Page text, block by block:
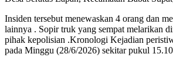
Insiden tersebut menewaskan 4 orang dan
lainnya . Sopir truk yang sempat melarikan
pihak kepolisian .Kronologi Kejadian
pada Minggu (28/6/2026) sekitar pukul